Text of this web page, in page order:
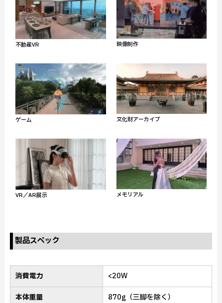
不動産VR 映像制作
ゲーム 文化財アーカイブ
VR／AR展示 メモリアル
製品スペック
消費電力 <20W
本体重量 870g（三脚を除く）